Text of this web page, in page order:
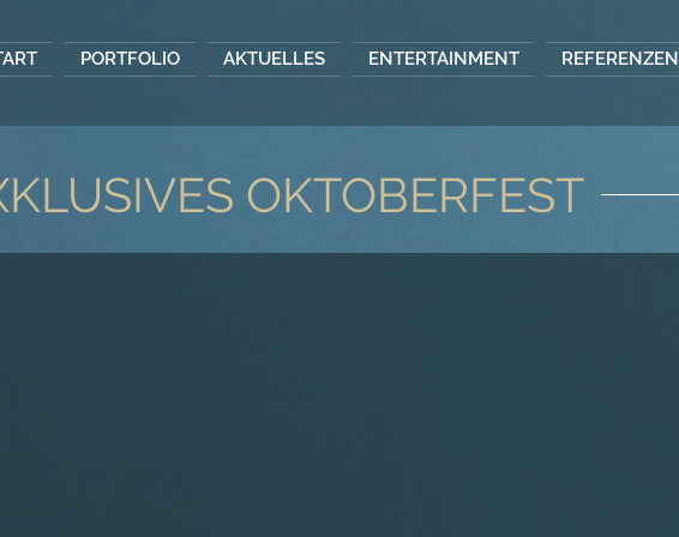
PORTFOLIO AKTUELLES ENTERTAINMENT REFERENZEN
OKTOBERFEST